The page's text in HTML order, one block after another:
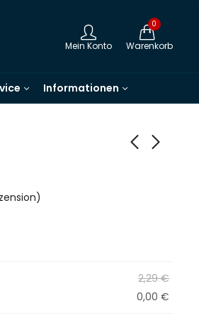
Mein Konto
0
Warenkorb
Informationen
2,29€
0,00€